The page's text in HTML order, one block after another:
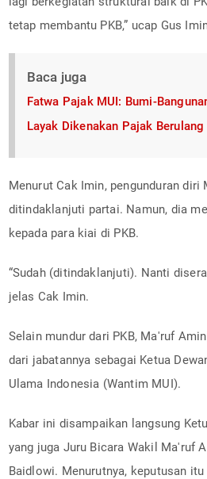
tetap membantu PKB,” ucap Gus
Baca juga
Fatwa Pajak MUI: Bumi-
Layak Dikenakan Pajak Berulang
Menurut Cak Imin, pengunduran diri
ditindaklanjuti partai. Namun, dia
kepada para kiai di PKB.
“Sudah (ditindaklanjuti). Nanti
jelas Cak Imin.
Selain mundur dari PKB, Ma'ruf
dari jabatannya sebagai Ketua
Ulama Indonesia (Wantim MUI).
Kabar ini disampaikan langsung
yang juga Juru Bicara Wakil Ma'ruf
Baidlowi. Menurutnya, keputusan